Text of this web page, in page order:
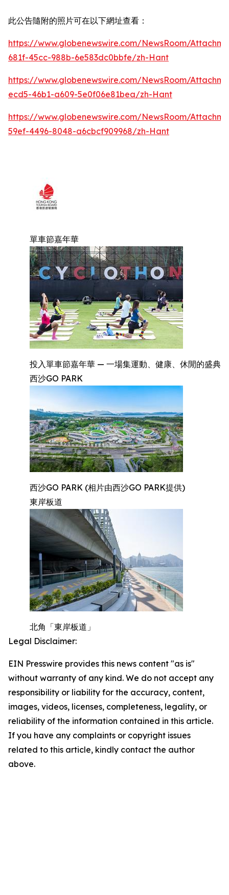
此公告隨附的照片可在以下網址查看：
https://www.globenewswire.com/NewsRoom/
681f-45cc-988b-6e583dc0bbfe/zh-Hant
https://www.globenewswire.com/NewsRoom/
ecd5-46b1-a609-5e0f06e81bea/zh-Hant
https://www.globenewswire.com/NewsRoom/
59ef-4496-8048-a6cbcf909968/zh-Hant
單車節嘉年華
投入單車節嘉年華 — 一場集運動、健康、休閒的盛典
西沙GO PARK
西沙GO PARK (相片由西沙GO PARK提供)
東岸板道
北角「東岸板道」
Legal Disclaimer:
EIN Presswire provides this news content "as is"
without warranty of any kind. We do not accept any
responsibility or liability for the accuracy, content,
images, videos, licenses, completeness, legality, or
reliability of the information contained in this article.
If you have any complaints or copyright issues
related to this article, kindly contact the author
above.